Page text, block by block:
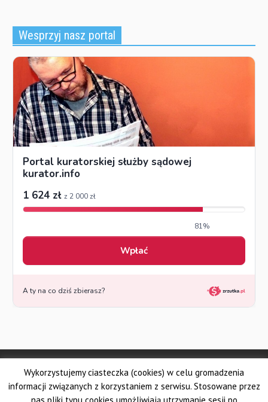
Wesprzyj nasz portal
© Made by DSKS Frontis
Dolnośląskie Stowarzyszenie Kuratorów Sądowych FRONTIS
Fundacja PROBARE
Krajowe Stowarzyszenie Zawodowych Kuratorów Sądowych
Wykorzystujemy ciasteczka (cookies) w celu gromadzenia
informacji związanych z korzystaniem z serwisu. Stosowane przez